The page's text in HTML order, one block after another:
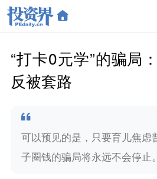
“打卡0元学”的骗局
反被套路
可以预见的是，只要育儿焦虑
子圈钱的骗局将永远不会停止。